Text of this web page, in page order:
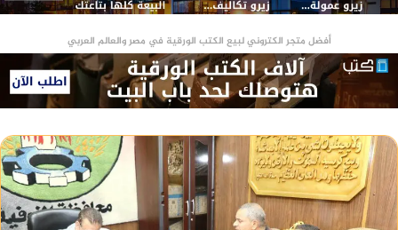
أفضل متجر الكتروني لبيع الكتب الورقية في مصر والعالم العربي